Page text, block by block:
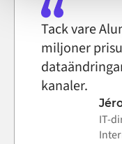
Tack vare
miljoner
kanaler.
IT-